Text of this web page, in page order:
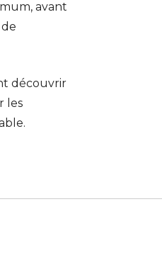
avant
découvrir
les